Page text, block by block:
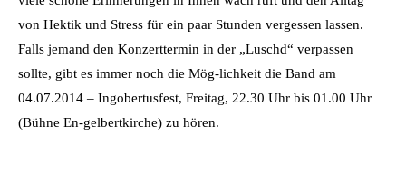
von Hektik und Stress für ein paar Stunden vergessen lassen.
Falls jemand den Konzerttermin in der „Luschd“ verpassen
sollte, gibt es immer noch die Mög-lichkeit die Band am
04.07.2014 – Ingobertusfest, Freitag, 22.30 Uhr bis 01.00 Uhr
(Bühne En-gelbertkirche) zu hören.